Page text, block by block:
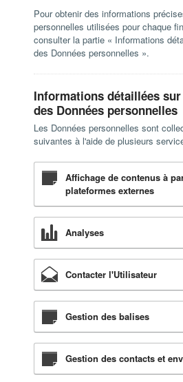
Pour obtenir des informations
personnelles utilisées pour chaque
consulter la partie « Informations
des Données personnelles ».
Informations détaillées
des Données personnelles
Les Données personnelles sont
suivantes à l'aide de plusieurs
Affichage de contenus à
plateformes externes
Analyses
Contacter l'Utilisateur
Gestion des balises
Gestion des contacts et